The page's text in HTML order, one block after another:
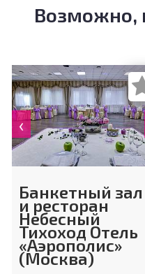
Возможно,
‹
Банкетный зал
и ресторан
Небесный
Тихоход Отель
«Аэрополис»
(Москва)